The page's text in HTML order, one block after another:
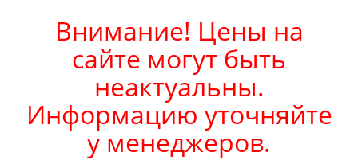
Внимание! Цены на
сайте могут быть
неактуальны.
Информацию уточняйте
у менеджеров.